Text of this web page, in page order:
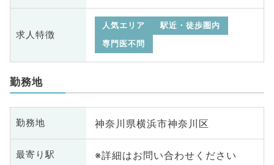
求人特徴
人気エリア
駅近・徒歩圏内
専門医不問
勤務地
勤務地 神奈川県横浜市神奈川区
最寄り駅 ※詳細はお問い合わせください